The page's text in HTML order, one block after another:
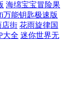
海绵宝宝冒险果
万能钥匙极速版
店街 花雨旋律国
大全 迷你世界无